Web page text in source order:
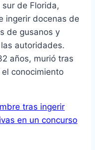
de Florida,
ingerir docenas de
de gusanos y
autoridades.
años, murió tras
conocimiento
tras ingerir
en un concurso